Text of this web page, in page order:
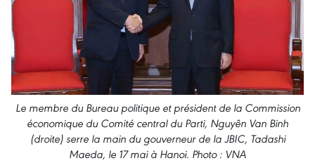
Le membre du Bureau politique et président de la Commission
économique du Comité central du Parti, Nguyên Van Binh
(droite) serre la main du gouverneur de la JBIC, Tadashi
Maeda, le 17 mai à Hanoi. Photo : VNA